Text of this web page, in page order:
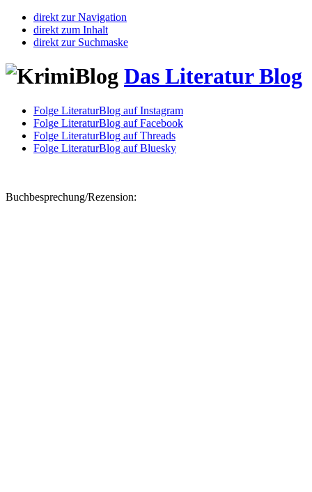
direkt zur Navigation
direkt zum Inhalt
direkt zur Suchmaske
Das Literatur Blog
Folge LiteraturBlog auf Instagram
Folge LiteraturBlog auf Facebook
Folge LiteraturBlog auf Threads
Folge LiteraturBlog auf Bluesky
Buchbesprechung/Rezension: